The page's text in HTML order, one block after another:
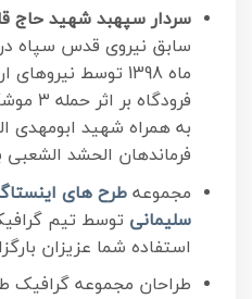
سردار سپهبد شهید حاج
ماه 1398 توسط
به همراه شهید ابومهدی
فرماندهان الحشد
مجموعه طرح های
سلیمانی توسط تیم
استفاده شما عزیزان
طراحان مجموعه گرافیک